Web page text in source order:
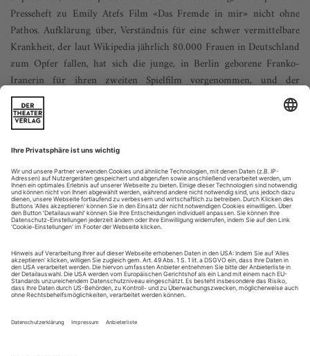
Presseheft zu Emily Atefs Film «Das Fremde in mir» nicht ohne
Pathos. Aufklärung über, Verständnis für eine schwer vermittelbare
Krankheit, der laut Wikipedia jährlich 80.000 Frauen in Deutschland
zum Opfer fallen, hat sich die junge, in Berlin geborene Franko-
Iranerin für ihren zweiten Spielfilm vorgenommen, und der
bemerkenswert besetzte und gespielte Film wäre ohne diesen Vorsatz
vielleicht ein wenig überraschender ausgefallen.
«postpartale Depression», die Depression nach der
Entbindung, behauptet das Presseheft zu Emily Atefs Film
«Das Fremde in mir» nicht ohne Pathos. Aufklärung über,
Verständnis für eine schwer vermittelbare Krankheit, der laut
Wikipedia jährlich 80.000 Frauen in Deutschland zum Opfer
Achterbahnfahrt der Obsessionen
Frankreichs schillerndster Theatermacher Olivier Py hat das Pariser